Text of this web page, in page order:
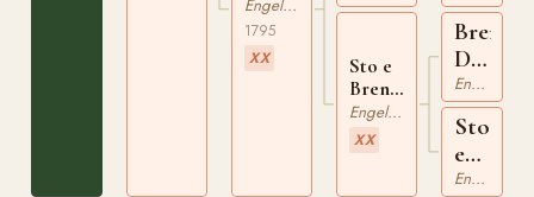
xx
Engelskt Fullblod
1795
XX
Sto e
Brent's
Driver
xx
Engelskt Fullblod
XX
Brent's
Driver
xxEngelskt Fullblod
Sto
e
Engelskt Fullblod